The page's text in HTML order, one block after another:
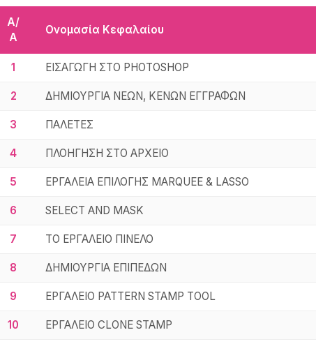
Α/
Α
Ονομασία Κεφαλαίου
1 ΕΙΣΑΓΩΓΗ ΣΤΟ PHOTOSHOP
2 ΔΗΜΙΟΥΡΓΙΑ ΝΕΩΝ, ΚΕΝΩΝ ΕΓΓΡΑΦΩΝ
3 ΠΑΛΕΤΕΣ
4 ΠΛΟΗΓΗΣΗ ΣΤΟ ΑΡΧΕΙΟ
5 ΕΡΓΑΛΕΙΑ ΕΠΙΛΟΓΗΣ MARQUEE & LASSO
6 SELECT AND MASK
7 ΤΟ ΕΡΓΑΛΕΙΟ ΠΙΝΕΛΟ
8 ΔΗΜΙΟΥΡΓΙΑ ΕΠΙΠΕΔΩΝ
9 ΕΡΓΑΛΕΙΟ PATTERN STAMP TOOL
10 ΕΡΓΑΛΕΙΟ CLONE STAMP